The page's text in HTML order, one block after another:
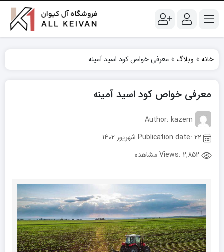
خانه » وبلاگ » معرفی خواص کود اسید آمینه
معرفی خواص کود اسید آمینه
Author: kazem
2,852 مشاهده